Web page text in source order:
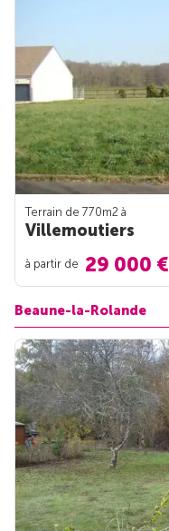
Terrain de 770m2 à
Villemoutiers
à partir de 29 000 €
Beaune-la-Rolande